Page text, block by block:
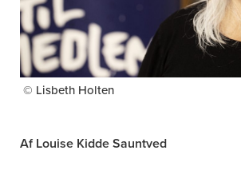
© Lisbeth Holten
Af Louise Kidde Sauntved